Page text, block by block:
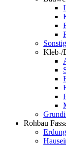
Kleb-/
Rohbau
Erdung